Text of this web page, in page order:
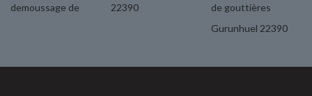
demoussage de
22390
de gouttières
Gurunhuel 22390